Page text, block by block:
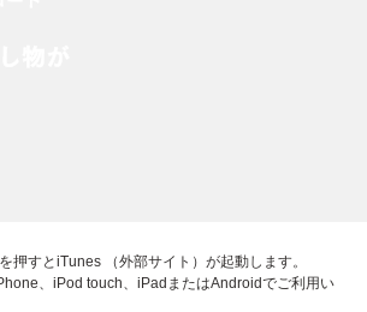
押すとiTunes （外部サイト）が起動します。
、iPod touch、iPadまたはAndroidでご利用い